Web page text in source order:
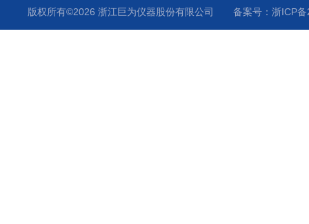
版权所有©2026 浙江巨为仪器股份有限公司 备案号：浙ICP